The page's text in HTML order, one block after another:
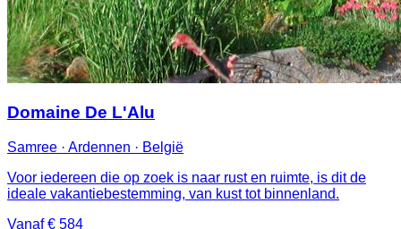
Domaine De L'Alu
Samree · Ardennen · België
Voor iedereen die op zoek is naar rust en ruimte, is dit de
ideale vakantiebestemming, van kust tot binnenland.
Vanaf € 584